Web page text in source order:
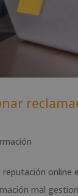
reputación
mal